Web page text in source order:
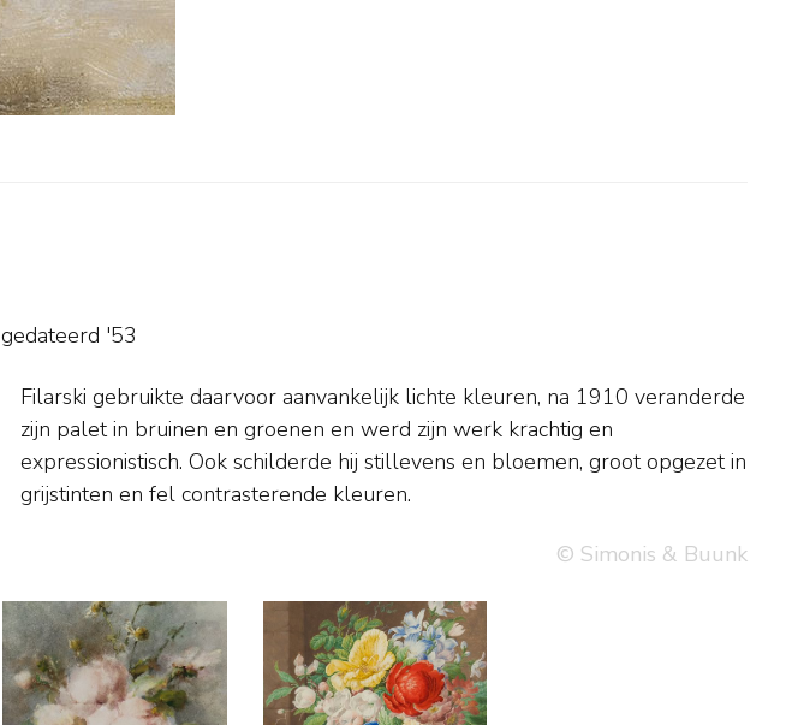
gedateerd '53
grijstinten en fel contrasterende kleuren.
© Simonis & Buunk